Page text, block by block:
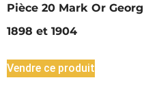
Pièce 20 Mark Or Georg
1898 et 1904
Vendre ce produit